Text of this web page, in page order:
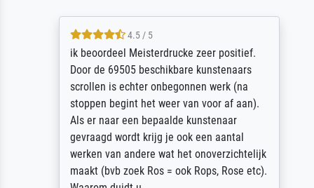
4.5 / 5
ik beoordeel Meisterdrucke zeer positief.
Door de 69505 beschikbare kunstenaars
scrollen is echter onbegonnen werk (na
stoppen begint het weer van voor af aan).
Als er naar een bepaalde kunstenaar
gevraagd wordt krijg je ook een aantal
werken van andere wat het onoverzichtelijk
maakt (bvb zoek Ros = ook Rops, Rose etc).